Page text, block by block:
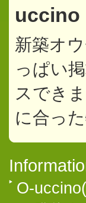
uccino
新築オ
っぱい
スでき
に合っ
O-